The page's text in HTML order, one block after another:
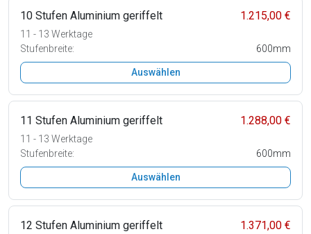
10 Stufen Aluminium geriffelt 1.215,00 €
11 - 13 Werktage
Stufenbreite:
600mm
Auswählen
11 Stufen Aluminium geriffelt 1.288,00 €
11 - 13 Werktage
Stufenbreite:
600mm
Auswählen
12 Stufen Aluminium geriffelt 1.371,00 €